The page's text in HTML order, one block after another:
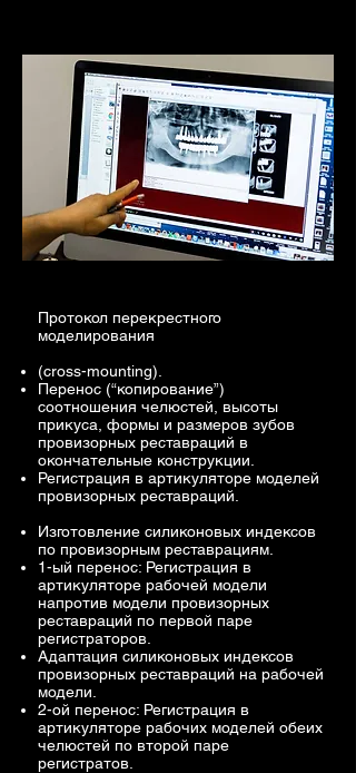
Протокол перекрестного
моделирования
(cross-mounting).
Перенос (“копирование”)
соотношения челюстей, высоты
прикуса, формы и размеров зубов
провизорных реставраций в
окончательные конструкции.
Регистрация в артикуляторе моделей
провизорных реставраций.
Изготовление силиконовых индексов
по провизорным реставрациям.
1-ый перенос: Регистрация в
артикуляторе рабочей модели
напротив модели провизорных
реставраций по первой паре
регистраторов.
Адаптация силиконовых индексов
провизорных реставраций на рабочей
модели.
2-ой перенос: Регистрация в
артикуляторе рабочих моделей обеих
челюстей по второй паре
регистратов.